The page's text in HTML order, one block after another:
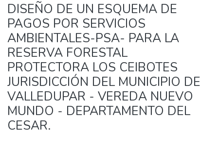
DISEÑO DE UN ESQUEMA DE
PAGOS POR SERVICIOS
AMBIENTALES-PSA- PARA LA
RESERVA FORESTAL
PROTECTORA LOS CEIBOTES
JURISDICCIÓN DEL MUNICIPIO DE
VALLEDUPAR - VEREDA NUEVO
MUNDO - DEPARTAMENTO DEL
CESAR.